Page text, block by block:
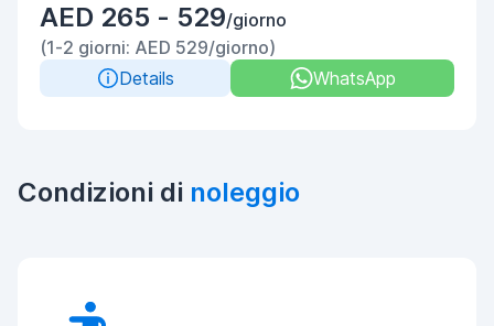
AED 265 - 529/giorno
(1-2 giorni: AED 529/giorno)
Details
WhatsApp
Condizioni di noleggio